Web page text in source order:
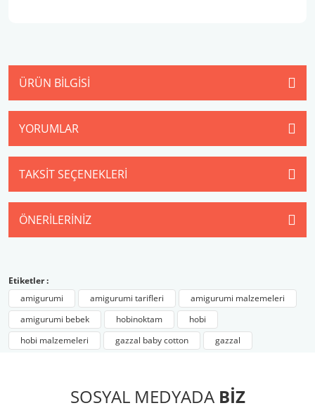
ÜRÜN BILGISI
YORUMLAR
TAKSIT SEÇENEKLERI
ÖNERILERINIZ
Etiketler :
amigurumi
amigurumi tarifleri
amigurumi malzemeleri
amigurumi bebek
hobinoktam
hobi
hobi malzemeleri
gazzal baby cotton gazzal
SOSYAL MEDYADA BİZ